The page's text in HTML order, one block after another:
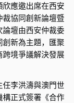
欣應邀出席在西安
協同創新論壇暨
論壇由西安仲裁委
新為主題，匯聚
境爭議解決發展
李洪濤與澳門世
構正式簽署《合作